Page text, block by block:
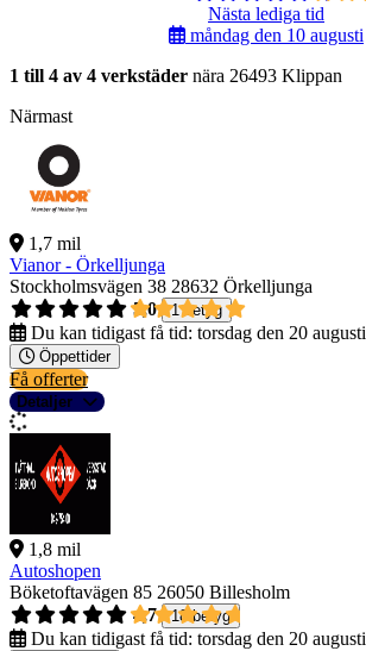
Nästa lediga tid
måndag den 10 augusti
1 till 4 av 4 verkstäder nära 26493 Klippan
Närmast
1,7 mil
Vianor - Örkelljunga
Stockholmsvägen 38 28632 Örkelljunga
5,0
1 betyg
Du kan tidigast få tid: torsdag den 20 augusti
Öppettider
Få offerter
Detaljer
1,8 mil
Autoshopen
Böketoftavägen 85 26050 Billesholm
4,7
18 betyg
Du kan tidigast få tid: torsdag den 20 augusti